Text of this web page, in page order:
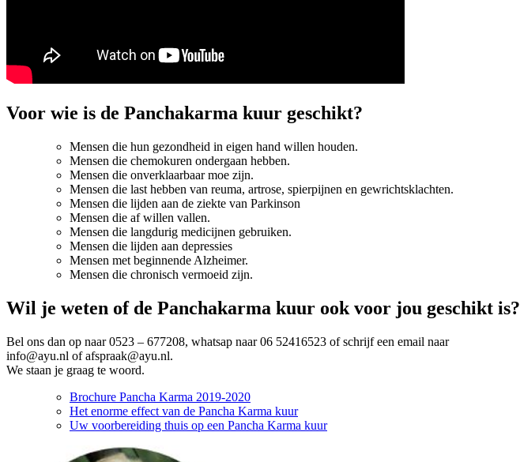
Voor wie is de Panchakarma kuur geschikt?
Mensen die hun gezondheid in eigen hand willen houden.
Mensen die chemokuren ondergaan hebben.
Mensen die onverklaarbaar moe zijn.
Mensen die last hebben van reuma, artrose, spierpijnen en gewrichtsklachten.
Mensen die lijden aan de ziekte van Parkinson
Mensen die af willen vallen.
Mensen die langdurig medicijnen gebruiken.
Mensen die lijden aan depressies
Mensen met beginnende Alzheimer.
Mensen die chronisch vermoeid zijn.
Wil je weten of de Panchakarma kuur ook voor jou geschikt is?
Bel ons dan op naar 0523 – 677208, whatsap naar 06 52416523 of schrijf een email naar
info@ayu.nl of afspraak@ayu.nl.
We staan je graag te woord.
Brochure Pancha Karma 2019-2020
Het enorme effect van de Pancha Karma kuur
Uw voorbereiding thuis op een Pancha Karma kuur